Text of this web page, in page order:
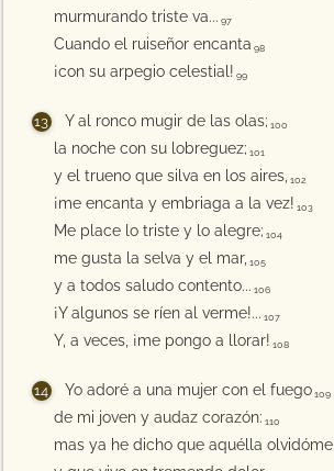
murmurando triste va... 97
Cuando el ruiseñor encanta 98
¡con su arpegio celestial! 99
Y al ronco mugir de las olas; 100
la noche con su lobreguez; 101
y el trueno que silva en los aires, 102
¡me encanta y embriaga a la vez! 103
Me place lo triste y lo alegre; 104
me gusta la selva y el mar, 105
y a todos saludo contento... 106
¡Y algunos se ríen al verme!... 107
Y, a veces, ¡me pongo a llorar! 108
Yo adoré a una mujer con el fuego 109
de mi joven y audaz corazón: 110
mas ya he dicho que aquélla olvidóme,